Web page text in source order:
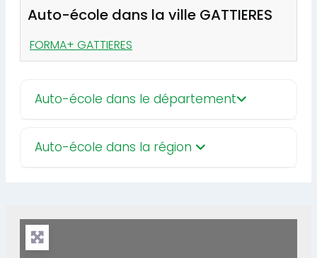
Auto-école dans la ville GATTIERES
FORMA+ GATTIERES
Auto-école dans le département
Auto-école dans la région